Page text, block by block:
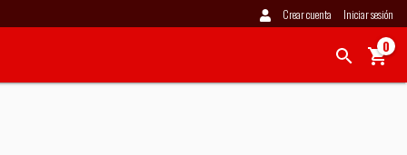
Crear cuenta Iniciar sesión
0